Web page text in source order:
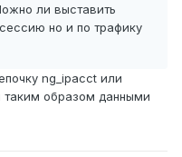
ли выставить
но и по трафику
ng_ipacct или
таким образом данными